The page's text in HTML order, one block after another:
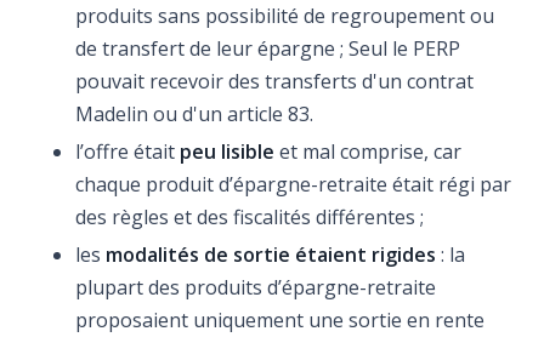
produits sans possibilité de regroupement ou
de transfert de leur épargne ; Seul le PERP
pouvait recevoir des transferts d'un contrat
Madelin ou d'un article 83.
l’offre était peu lisible et mal comprise, car
chaque produit d’épargne-retraite était régi par
des règles et des fiscalités différentes ;
les modalités de sortie étaient rigides : la
plupart des produits d’épargne-retraite
proposaient uniquement une sortie en rente